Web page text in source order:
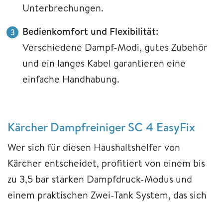
Unterbrechungen.
Bedienkomfort und Flexibilität:
Verschiedene Dampf-Modi, gutes Zubehör
und ein langes Kabel garantieren eine
einfache Handhabung.
Kärcher Dampfreiniger SC 4 EasyFix
Wer sich für diesen Haushaltshelfer von
Kärcher entscheidet, profitiert von einem bis
zu 3,5 bar starken Dampfdruck-Modus und
einem praktischen Zwei-Tank System, das sich